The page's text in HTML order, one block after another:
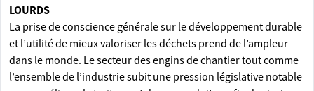
LOURDS
La prise de conscience générale sur le développement durable
et l’utilité de mieux valoriser les déchets prend de l’ampleur
dans le monde. Le secteur des engins de chantier tout comme
l’ensemble de l’industrie subit une pression législative notable